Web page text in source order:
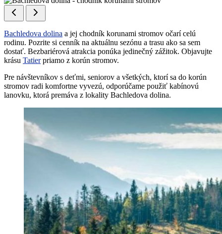
Bachledova dolina a jej chodník korunami stromov očarí celú
rodinu. Pozrite si cenník na aktuálnu sezónu a trasu ako sa sem
dostať. Bezbariérová atrakcia ponúka jedinečný zážitok. Objavujte
krásu Tatierpriamo z korún stromov.
Pre návštevníkov s deťmi, seniorov a všetkých, ktorí sa do korún
stromov radi komfortne vyvezú, odporúčame použiť kabínovú
lanovku, ktorá premáva z lokality Bachledova dolina.